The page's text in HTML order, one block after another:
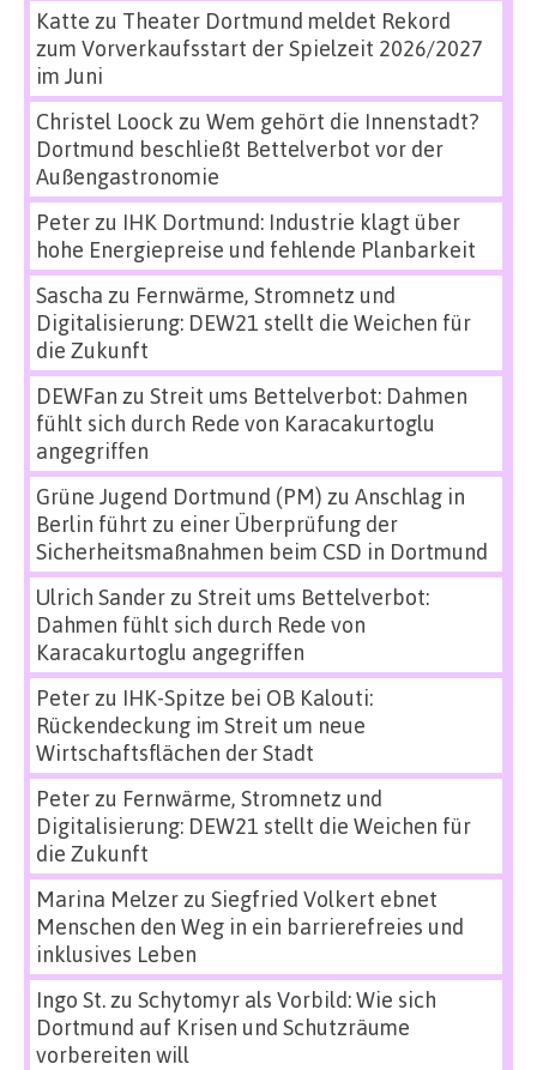
Katte zu Theater Dortmund meldet Rekord
zum Vorverkaufsstart der Spielzeit 2026/2027
im Juni
Christel Loock zu Wem gehört die Innenstadt?
Dortmund beschließt Bettelverbot vor der
Außengastronomie
Peterzu IHK Dortmund: Industrie klagt über
hohe Energiepreise und fehlende Planbarkeit
Sascha zu Fernwärme, Stromnetz und
Digitalisierung: DEW21 stellt die Weichen für
die Zukunft
DEWFan zu Streit ums Bettelverbot: Dahmen
fühlt sich durch Rede von Karacakurtoglu
angegriffen
Grüne Jugend Dortmund (PM) zu Anschlag in
Berlin führt zu einer Überprüfung der
Sicherheitsmaßnahmen beim CSD in Dortmund
Ulrich Sanderzu Streit ums Bettelverbot:
Dahmen fühlt sich durch Rede von
Karacakurtoglu angegriffen
Peterzu IHK-Spitze bei OB Kalouti:
Rückendeckung im Streit um neue
Wirtschaftsflächen der Stadt
Peterzu Fernwärme, Stromnetz und
Digitalisierung: DEW21 stellt die Weichen für
die Zukunft
Marina Melzerzu Siegfried Volkert ebnet
Menschen den Weg in ein barrierefreies und
inklusives Leben
Ingo St.zu Schytomyr als Vorbild: Wie sich
Dortmund auf Krisen und Schutzräume
vorbereiten will